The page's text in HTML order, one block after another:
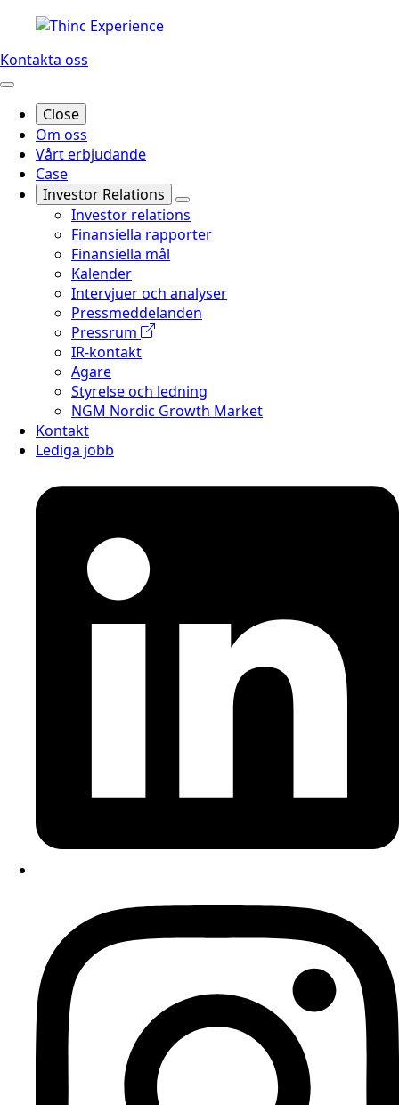
Kontakta oss
Close
Om oss
Vårt erbjudande
Case
Investor Relations
Investor relations
Finansiella rapporter
Finansiella mål
Kalender
Intervjuer och analyser
Pressmeddelanden
Pressrum
IR-kontakt
Ägare
Styrelse och ledning
NGM Nordic Growth Market
Kontakt
Lediga jobb